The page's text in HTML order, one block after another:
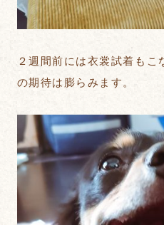
２週間前には衣裳試着も
の期待は膨らみます。